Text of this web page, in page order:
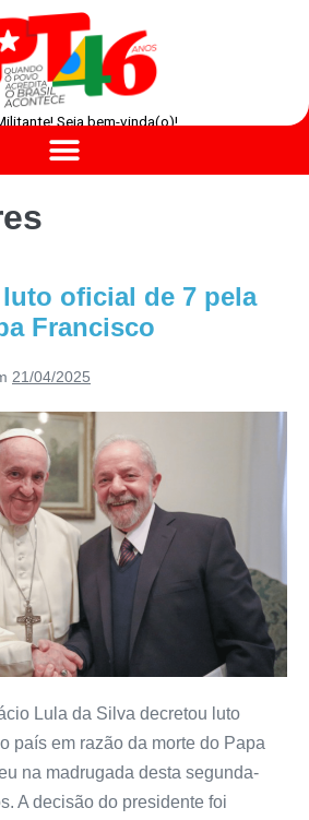
Seja bem-vinda(o)!
oficial de 7 pela
Francisco
21/04/2025
Lula da Silva decretou luto
país em razão da morte do Papa
na madrugada desta segunda-
A decisão do presidente foi